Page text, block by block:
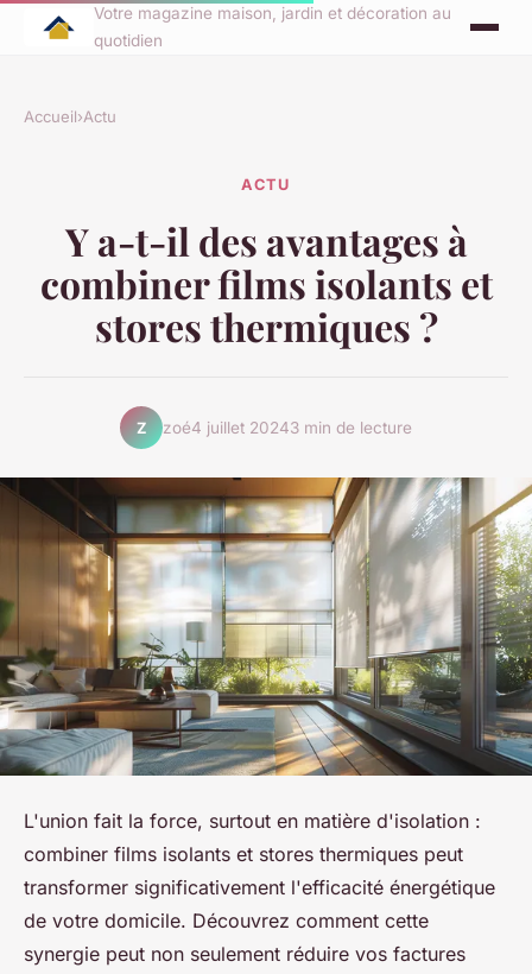
Votre magazine maison, jardin et décoration au
quotidien
Accueil›Actu
ACTU
Y a-t-il des avantages à
combiner films isolants et
stores thermiques ?
Z zoé4 juillet 20243 min de lecture
L'union fait la force, surtout en matière d'isolation :
combiner films isolants et stores thermiques peut
transformer significativement l'efficacité énergétique
de votre domicile. Découvrez comment cette
synergie peut non seulement réduire vos factures